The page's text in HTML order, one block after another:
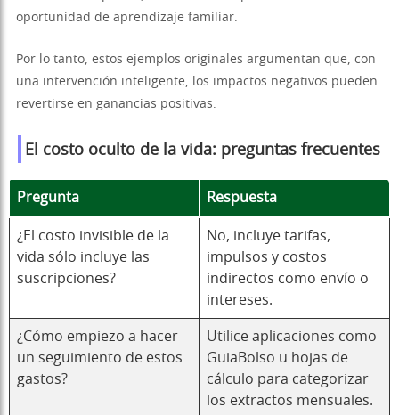
oportunidad de aprendizaje familiar.
Por lo tanto, estos ejemplos originales argumentan que, con
una intervención inteligente, los impactos negativos pueden
revertirse en ganancias positivas.
El costo oculto de la vida: preguntas frecuentes
Pregunta Respuesta
¿El costo invisible de la
vida sólo incluye las
suscripciones?
No, incluye tarifas,
impulsos y costos
indirectos como envío o
intereses.
¿Cómo empiezo a hacer
un seguimiento de estos
gastos?
Utilice aplicaciones como
GuiaBolso u hojas de
cálculo para categorizar
los extractos mensuales.